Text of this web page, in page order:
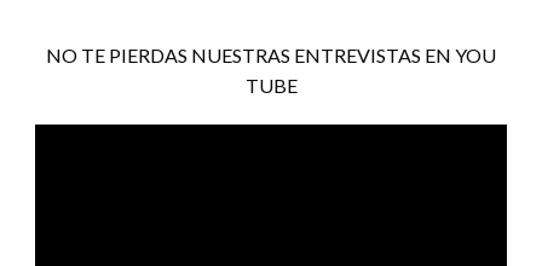
NO TE PIERDAS NUESTRAS ENTREVISTAS EN YOU
TUBE